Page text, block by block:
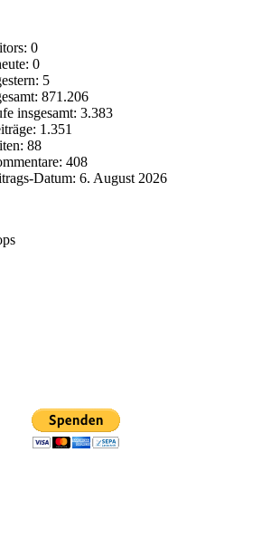
0
0
5
871.206
insgesamt: 3.383
1.351
88
408
Datum: 6. August 2026